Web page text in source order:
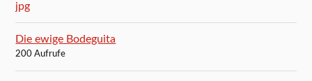
Die ewige Bodeguita
200 Aufrufe